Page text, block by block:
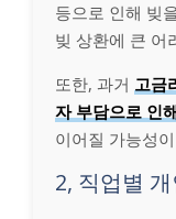
등으로 인해 빚
빚 상환에 큰 어
또한, 과거 고금
자 부담으로 인
이어질 가능성
2, 직업별